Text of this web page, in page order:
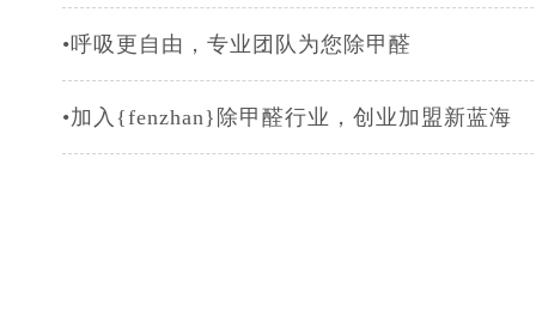
•呼吸更自由，专业团队为您除甲醛
•加入{fenzhan}除甲醛行业，创业加盟新蓝海